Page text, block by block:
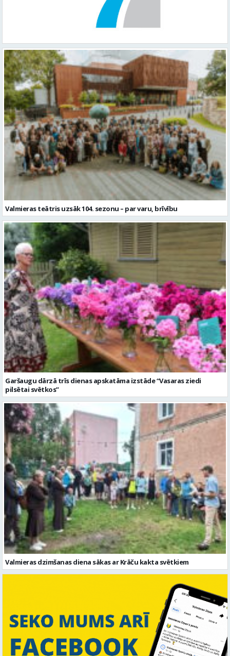
Valmieras teātris uzsāk 104. sezonu – par varu, brīvību
Garšaugu dārzā trīs dienas apskatāma izstāde “Vasaras ziedi
pilsētai svētkos”
Valmieras dzimšanas diena sākas ar Krāču kakta svētkiem